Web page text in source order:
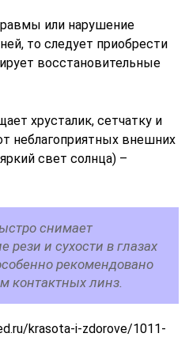
или нарушение
то следует приобрести
восстановительные
хрусталик, сетчатку и
неблагоприятных внешних
свет солнца) –
снимает
и сухости в глазах
рекомендовано
контактных линз.
krasota-i-zdorove/1011-